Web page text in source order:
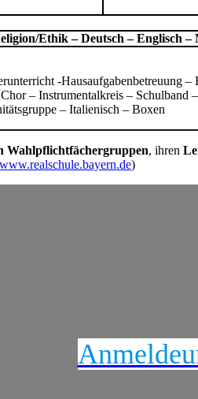
Ethik – Deutsch – Englisch
-Hausaufgabenbetreuung
– Instrumentalkreis –
– Italienisch – Boxen
Wahlpflichtfächergruppen, ihren
www.realschule.bayern.de)